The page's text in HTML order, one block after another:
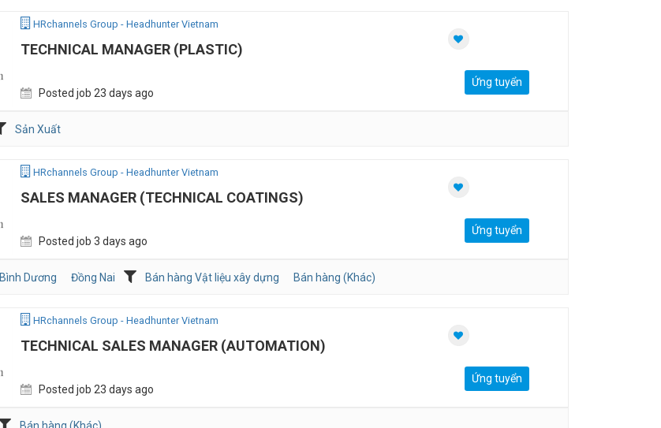
HRchannels Group - Headhunter Vietnam
TECHNICAL MANAGER (PLASTIC)
Posted job 23 days ago
Ứng tuyển
Sản Xuất
HRchannels Group - Headhunter Vietnam
SALES MANAGER (TECHNICAL COATINGS)
Posted job 3 days ago
Ứng tuyển
Bình Dương Đồng Nai Bán hàng Vật liệu xây dựng Bán hàng (Khác)
HRchannels Group - Headhunter Vietnam
TECHNICAL SALES MANAGER (AUTOMATION)
Posted job 23 days ago
Ứng tuyển